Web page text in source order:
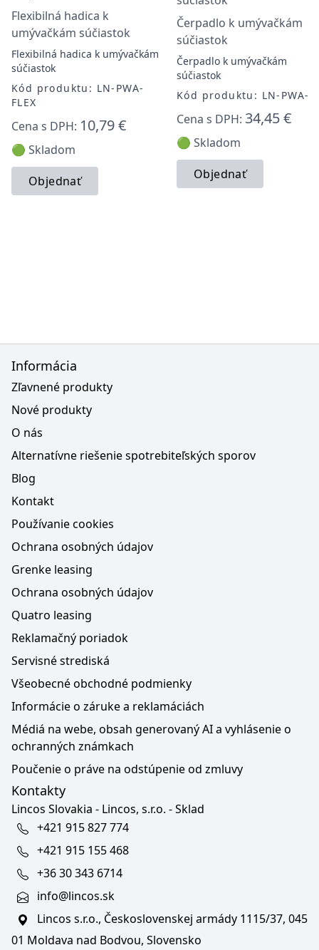
Flexibilná hadica k
umývačkám súčiastok
Flexibilná hadica k umývačkám
súčiastok
Kód produktu: LN-PWA-
FLEX
Cena s DPH: 10,79 €
🟢 Skladom
Objednať
Čerpadlo k umývačkám
súčiastok
Čerpadlo k umývačkám
súčiastok
Kód produktu: LN-PWA-P
Cena s DPH: 34,45 €
🟢 Skladom
Objednať
Informácia
Zľavnené produkty
Nové produkty
O nás
Alternatívne riešenie spotrebiteľských sporov
Blog
Kontakt
Používanie cookies
Ochrana osobných údajov
Grenke leasing
Ochrana osobných údajov
Quatro leasing
Reklamačný poriadok
Servisné strediská
Všeobecné obchodné podmienky
Informácie o záruke a reklamáciách
Médiá na webe, obsah generovaný AI a vyhlásenie o
ochranných známkach
Poučenie o práve na odstúpenie od zmluvy
Kontakty
Lincos Slovakia - Lincos, s.r.o. - Sklad
+421 915 827 774
+421 915 155 468
+36 30 343 6714
info@lincos.sk
Lincos s.r.o., Československej armády 1115/37, 045
01 Moldava nad Bodvou, Slovensko